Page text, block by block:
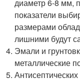
диаметр 6-8 мм,
показатели
размерами
лишними будут
Эмали и
металлические